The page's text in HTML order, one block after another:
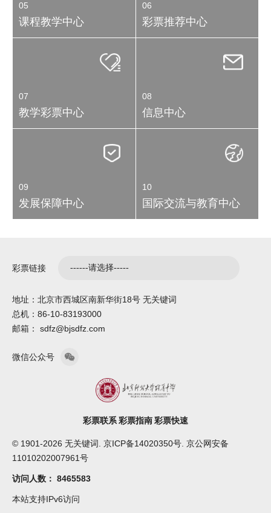
05
课程教学中心
06
彩票推荐中心
07
教学彩票中心
08
信息中心
09
发展保障中心
10
国际交流与教育中心
彩票链接
地址：北京市西城区南新华街18号 无关键词
总机：86-10-83193000
邮箱： sdfz@bjsdfz.com
微信公众号
彩票联系彩票指南彩票快速
© 1901-2026 无关键词. 京ICP备14020350号. 京公网安备
11010202007961号
访问人数： 8465583
本站支持IPv6访问